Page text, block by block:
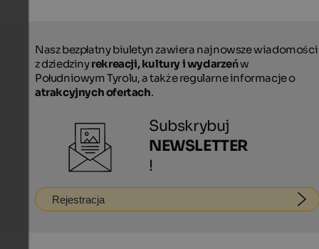
Nasz bezpłatny biuletyn zawiera najnowsze wiadomości
z dziedzinyrekreacji, kultury i wydarzeńw
Południowym Tyrolu, a także regularne informacje o
atrakcyjnych ofertach.
Subskrybuj
NEWSLETTER
!
Rejestracja